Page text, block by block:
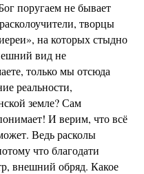
поругаем не бывает
творцы
на которых стыдно
вид не
только мы отсюда
реальности,
земле? Сам
И верим, что всё
Ведь расколы
что благодати
внешний обряд. Какое